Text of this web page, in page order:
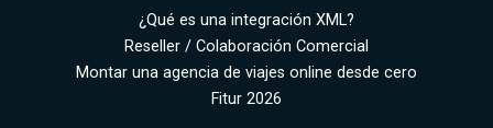
¿Qué es una integración XML?
Reseller / Colaboración Comercial
Montar una agencia de viajes online desde cero
Fitur 2026